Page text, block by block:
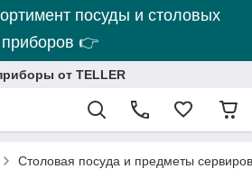
посуды и столовых
приборов 👉
от TELLER
Столовая посуда и предметы